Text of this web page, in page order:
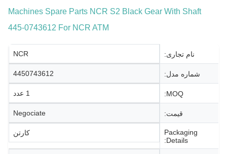
Machines Spare Parts NCR S2 Black Gear With Shaft
445-0743612 For NCR ATM
نام تجاری: NCR
شماره مدل: 4450743612
MOQ: 1 عدد
قیمت: Negociate
Packaging
Details:
کارتن